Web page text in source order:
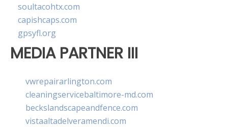
soultacohtx.com
capishcaps.com
gpsyfl.org
MEDIA PARTNER III
vwrepairarlington.com
cleaningservicebaltimore-md.com
beckslandscapeandfence.com
vistaaltadelveramendi.com